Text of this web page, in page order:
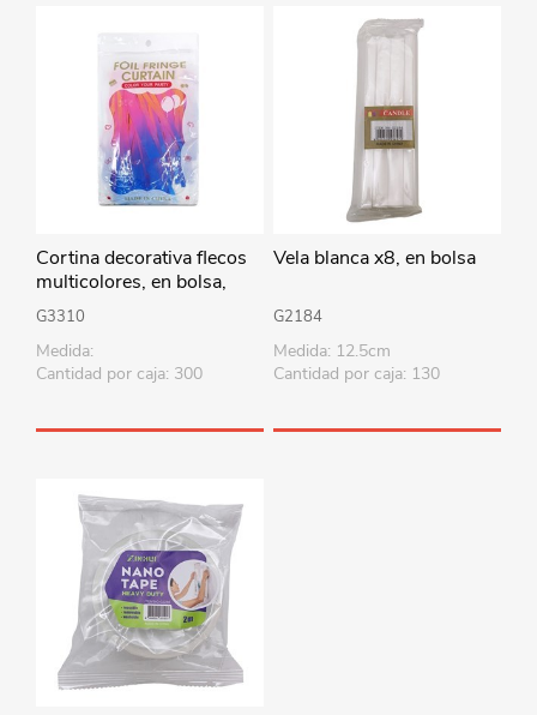
Cortina decorativa flecos
multicolores, en bolsa,
varios colores
G3310
Medida:
Cantidad por caja: 300
Vela blanca x8, en bolsa
G2184
Medida: 12.5cm
Cantidad por caja: 130